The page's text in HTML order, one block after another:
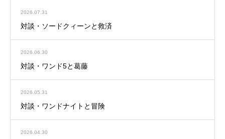
2026.07.31
対談・ソードクィーンと救済
2026.06.30
対談・ワンド5と葛藤
2026.05.31
対談・ワンドナイトと冒険
2026.04.30